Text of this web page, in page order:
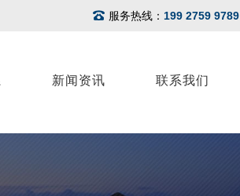
服务热线： 199 2759 9789
新闻资讯 联系我们